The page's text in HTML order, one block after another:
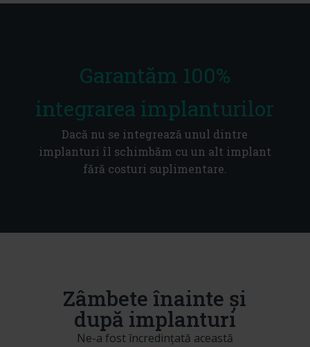
Garantăm 100%
integrarea implanturilor
Dacă nu se integrează unul dintre
implanturi îl schimbăm cu un alt implant
fără costuri suplimentare.
Zâmbete înainte și
după implanturi
Ne-a fost încredințată această